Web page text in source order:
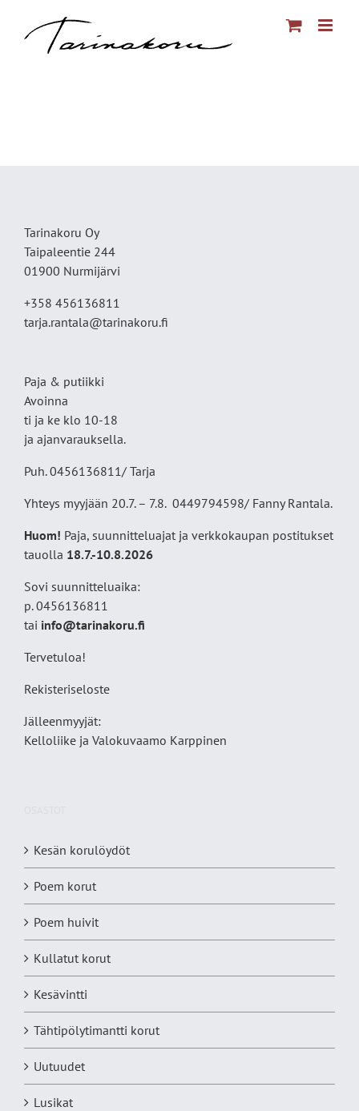
Tarinakoru Oy
Taipaleentie 244
01900 Nurmijärvi
+358 456136811
tarja.rantala@tarinakoru.fi
Paja & putiikki
Avoinna
ti ja ke klo 10-18
ja ajanvarauksella.
Puh. 0456136811/ Tarja
Yhteys myyjään 20.7. – 7.8. 0449794598/ Fanny Rantala.
Huom! Paja, suunnitteluajat ja verkkokaupan postitukset
tauolla 18.7.-10.8.2026
Sovi suunnitteluaika:
p. 0456136811
tai info@tarinakoru.fi
Tervetuloa!
Rekisteriseloste
Jälleenmyyjät:
Kelloliike ja Valokuvaamo Karppinen
Kesän korulöydöt
Poem korut
Poem huivit
Kullatut korut
Kesävintti
Tähtipölytimantti korut
Uutuudet
Lusikat